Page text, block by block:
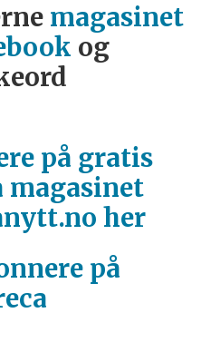
magasinet
og
på gratis
magasinet
her
på